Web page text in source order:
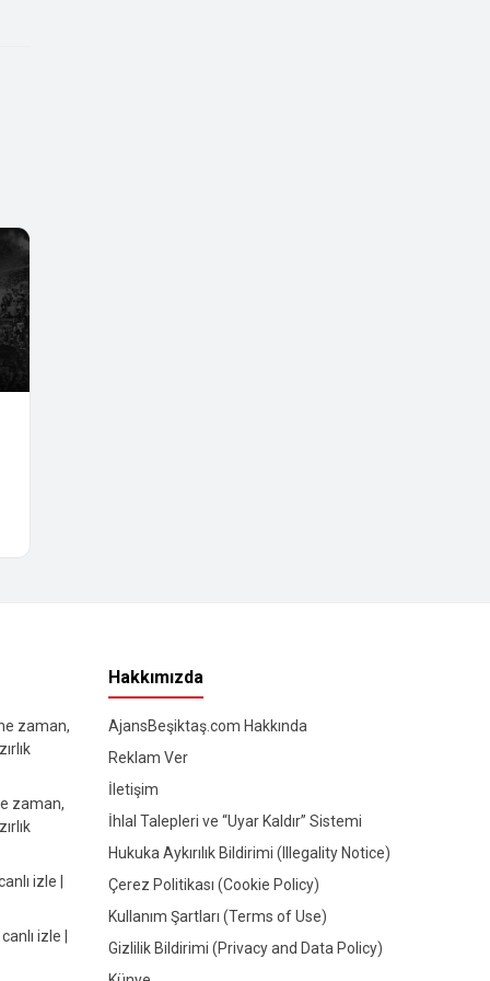
zaman,
zaman,
izle |
izle |
Hakkımızda
AjansBeşiktaş.com Hakkında
Reklam Ver
İletişim
İhlal Talepleri ve “Uyar Kaldır” Sistemi
Hukuka Aykırılık Bildirimi (Illegality Notice)
Çerez Politikası (Cookie Policy)
Kullanım Şartları (Terms of Use)
Gizlilik Bildirimi (Privacy and Data Policy)